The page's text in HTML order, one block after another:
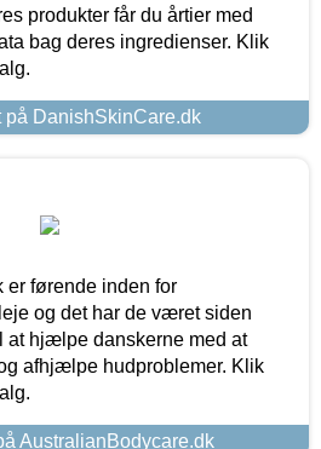
produkter får du årtier med
bag deres ingredienser. Klik
på DanishSkinCare.dk
er førende inden for
og det har de været siden
at hjælpe danskerne med at
afhjælpe hudproblemer. Klik
AustralianBodycare.dk